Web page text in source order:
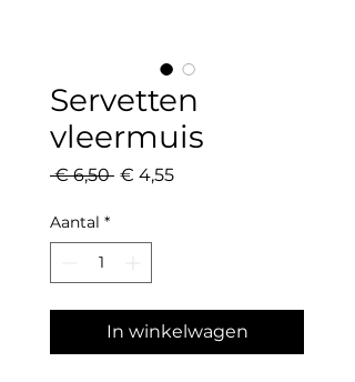
Servetten
vleermuis
€ 6,50 Normale
€ 4,55Verkoopprijs
Aantal *
In winkelwagen